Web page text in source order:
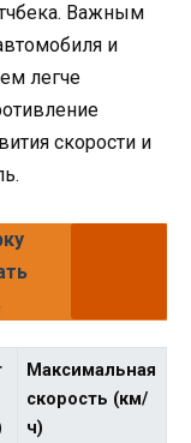
Важным
и
легче
скорости и
Максимальная
скорость (км/
ч)